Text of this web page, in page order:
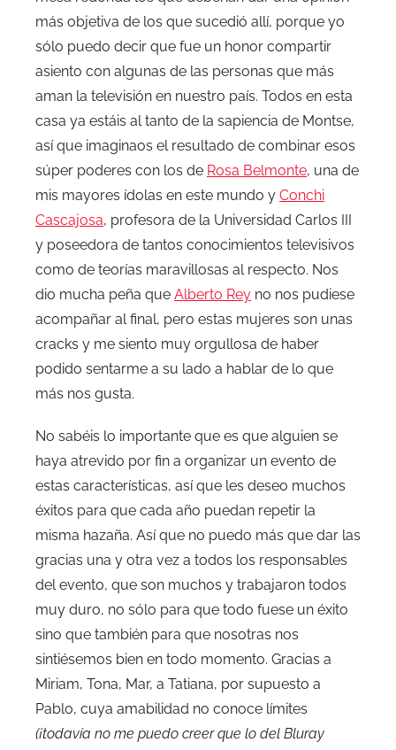
más objetiva de los que sucedió allí, porque yo
sólo puedo decir que fue un honor compartir
asiento con algunas de las personas que más
aman la televisión en nuestro país. Todos en esta
casa ya estáis al tanto de la sapiencia de Montse,
así que imaginaos el resultado de combinar esos
súper poderes con los de Rosa Belmonte, una de
mis mayores ídolas en este mundo y Conchi
Cascajosa, profesora de la Universidad Carlos III
y poseedora de tantos conocimientos televisivos
como de teorías maravillosas al respecto. Nos
dio mucha peña que Alberto Rey no nos pudiese
acompañar al final, pero estas mujeres son unas
cracks y me siento muy orgullosa de haber
podido sentarme a su lado a hablar de lo que
más nos gusta.
No sabéis lo importante que es que alguien se
haya atrevido por fin a organizar un evento de
estas características, así que les deseo muchos
éxitos para que cada año puedan repetir la
misma hazaña. Así que no puedo más que dar las
gracias una y otra vez a todos los responsables
del evento, que son muchos y trabajaron todos
muy duro, no sólo para que todo fuese un éxito
sino que también para que nosotras nos
sintiésemos bien en todo momento. Gracias a
Miriam, Tona, Mar, a Tatiana, por supuesto a
Pablo, cuya amabilidad no conoce límites
(¡todavía no me puedo creer que lo del Bluray